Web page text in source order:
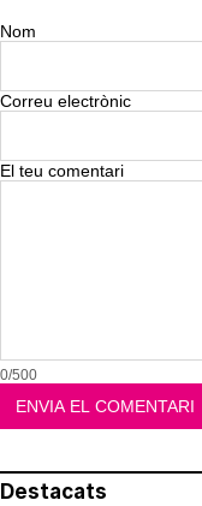
Nom
Correu electrònic
El teu comentari
0/500
Destacats